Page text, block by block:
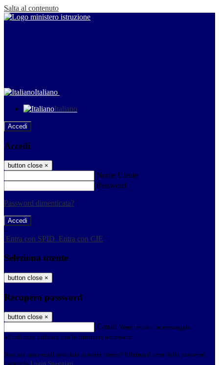
Salta al contenuto
Italiano
Italiano
Accedi
Accedi
button close ×
Nome Utente
Password
Password dimenticata?
-
Entra con SPID Entra con CIE
Seleziona utente
button close ×
Recupero password
button close ×
E-mail Verrà inviato un messaggio
all'indirizzo indicato con le istruzioni necessarie.
Non hai una e-mail associata al nome utente? Effettua il reset della password
tramite la Login Spaggiari